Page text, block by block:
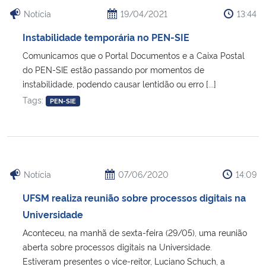
Notícia 19/04/2021 13:44
Instabilidade temporária no PEN-SIE
Comunicamos que o Portal Documentos e a Caixa Postal
do PEN-SIE estão passando por momentos de
instabilidade, podendo causar lentidão ou erro [...]
Tags:
PEN-SIE
Notícia 07/06/2020 14:09
UFSM realiza reunião sobre processos digitais na
Universidade
Aconteceu, na manhã de sexta-feira (29/05), uma reunião
aberta sobre processos digitais na Universidade.
Estiveram presentes o vice-reitor, Luciano Schuch, a